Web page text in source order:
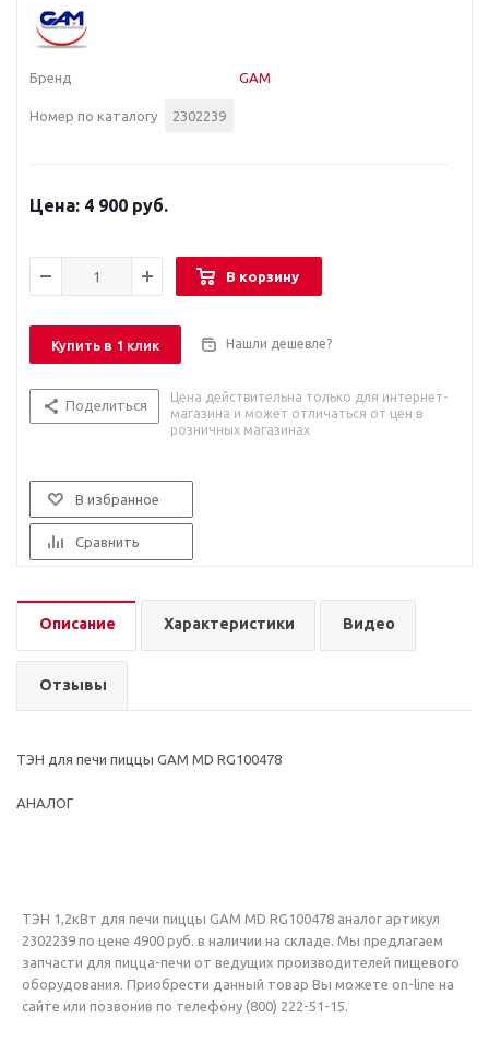
Бренд GAM
Номер по каталогу 2302239
4 900 руб.
В корзину
Купить в 1 клик Нашли дешевле?
Поделиться
Цена действительна только для интернет-
магазина и может отличаться от цен в
розничных магазинах
В избранное
Сравнить
Описание Характеристики Видео
Отзывы
ТЭН для печи пиццы GAM MD RG100478
АНАЛОГ
ТЭН 1,2кВт для печи пиццы GAM MD RG100478 аналог артикул
2302239 по цене 4900 руб. в наличии на складе. Мы предлагаем
запчасти для пицца-печи от ведущих производителей пищевого
оборудования. Приобрести данный товар Вы можете on-line на
сайте или позвонив по телефону (800) 222-51-15.